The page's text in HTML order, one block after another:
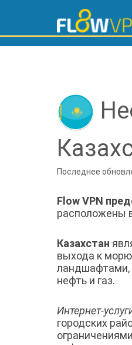
Последнее
Flow VPN
расположены
Казахстан
выхода к
ландшафтами,
нефть и газ.
Интернет-
городских